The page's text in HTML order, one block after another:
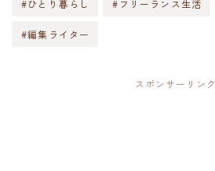
#ひとり暮らし #フリーランス生活
#編集ライター
スポンサーリンク